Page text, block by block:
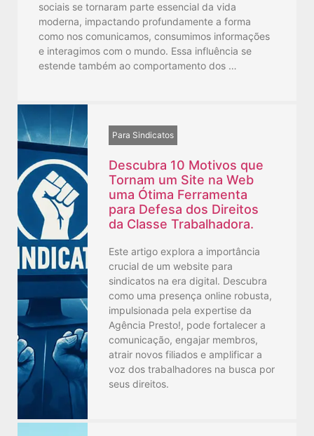
sociais se tornaram parte essencial da vida
moderna, impactando profundamente a forma
como nos comunicamos, consumimos informações
e interagimos com o mundo. Essa influência se
estende também ao comportamento dos …
Para Sindicatos
Descubra 10 Motivos que
Tornam um Site na Web
uma Ótima Ferramenta
para Defesa dos Direitos
da Classe Trabalhadora.
Este artigo explora a importância
crucial de um website para
sindicatos na era digital. Descubra
como uma presença online robusta,
impulsionada pela expertise da
Agência Presto!, pode fortalecer a
comunicação, engajar membros,
atrair novos filiados e amplificar a
voz dos trabalhadores na busca por
seus direitos.